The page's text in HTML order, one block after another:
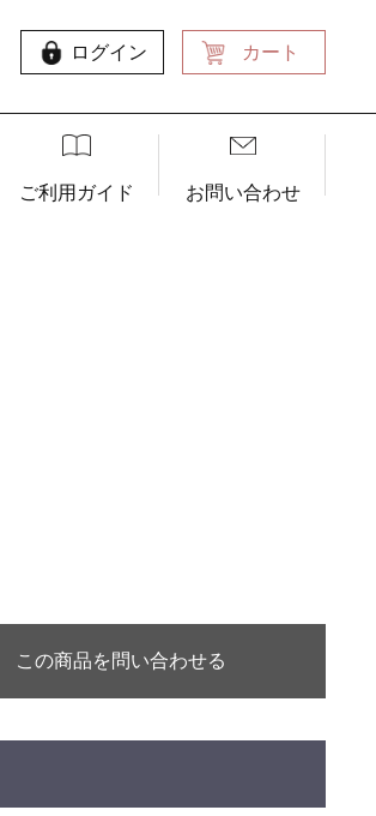
ログイン カート
ご利用ガイド お問い合わせ
この商品を問い合わせる